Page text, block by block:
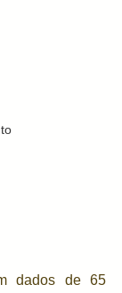
dados de 65